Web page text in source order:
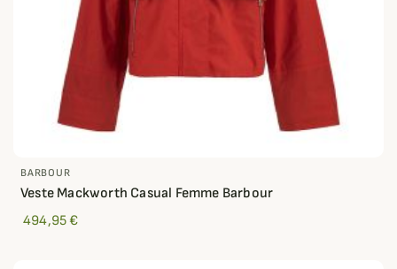
BARBOUR
Veste Mackworth Casual Femme Barbour
494,95 €